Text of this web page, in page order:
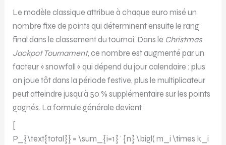
Le modèle classique attribue à chaque euro misé un
nombre fixe de points qui déterminent ensuite le rang
final dans le classement du tournoi. Dans le Christmas
Jackpot Tournament, ce nombre est augmenté par un
facteur « snowfall » qui dépend du jour calendaire : plus
on joue tôt dans la période festive, plus le multiplicateur
peut atteindre jusqu’à 50 % supplémentaire sur les points
gagnés. La formule générale devient :
[
P_{\text{total}} = \sum_{i=1}^{n} \bigl( m_i \times k_i